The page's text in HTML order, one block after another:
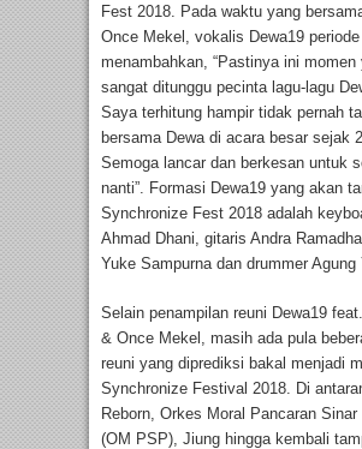
Fest 2018. Pada waktu yang
Once Mekel, vokalis Dewa19
menambahkan, “Pastinya ini momen
sangat ditunggu pecinta lagu-lagu
Saya terhitung hampir tidak pernah
bersama Dewa di acara besar sejak
Semoga lancar dan berkesan untuk
nanti”. Formasi Dewa19 yang akan
Synchronize Fest 2018 adalah
Ahmad Dhani, gitaris Andra
Yuke Sampurna dan drummer Agung
Selain penampilan reuni Dewa19
& Once Mekel, masih ada pula
reuni yang diprediksi bakal menjadi
Synchronize Festival 2018. Di
Reborn, Orkes Moral Pancaran
(OM PSP), Jiung hingga kembali